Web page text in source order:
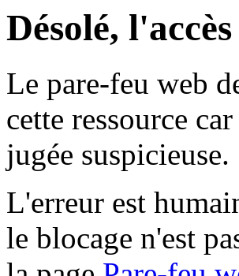
Désolé,
Le pare-feu web
cette ressource
jugée suspicieuse.
L'erreur est
le blocage n'est